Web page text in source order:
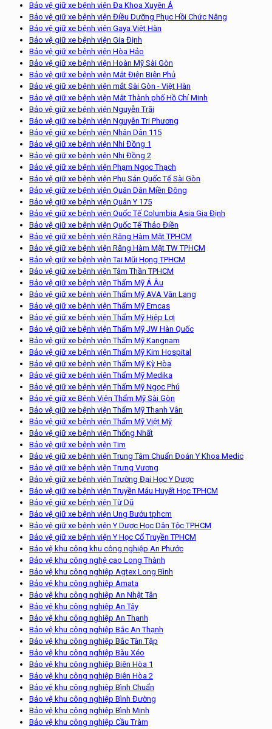
Bảo vệ giữ xe bệnh viện Đa Khoa Xuyên Á
Bảo vệ giữ xe bệnh viện Điều Dưỡng Phục Hồi Chức Năng
Bảo vệ giữ xe bệnh viện Gaya Việt Hàn
Bảo vệ giữ xe bệnh viện Gia Định
Bảo vệ giữ xe bệnh viện Hòa Hảo
Bảo vệ giữ xe bệnh viện Hoàn Mỹ Sài Gòn
Bảo vệ giữ xe bệnh viện Mắt Điện Biên Phủ
Bảo vệ giữ xe bệnh viện mắt Sài Gòn - Việt Hàn
Bảo vệ giữ xe bệnh viện Mắt Thành phố Hồ Chí Minh
Bảo vệ giữ xe bệnh viện Nguyễn Trãi
Bảo vệ giữ xe bệnh viện Nguyễn Tri Phương
Bảo vệ giữ xe bệnh viện Nhân Dân 115
Bảo vệ giữ xe bệnh viện Nhi Đồng 1
Bảo vệ giữ xe bệnh viện Nhi Đồng 2
Bảo vệ giữ xe bệnh viện Phạm Ngọc Thạch
Bảo vệ giữ xe bệnh viện Phụ Sản Quốc Tế Sài Gòn
Bảo vệ giữ xe bệnh viện Quân Dân Miền Đông
Bảo vệ giữ xe bệnh viện Quân Y 175
Bảo vệ giữ xe bệnh viện Quốc Tế Columbia Asia Gia Định
Bảo vệ giữ xe bệnh viện Quốc Tế Thảo Điền
Bảo vệ giữ xe bệnh viện Răng Hàm Mặt TPHCM
Bảo vệ giữ xe bệnh viện Răng Hàm Mặt TW TPHCM
Bảo vệ giữ xe bệnh viện Tai Mũi Họng TPHCM
Bảo vệ giữ xe bệnh viện Tâm Thần TPHCM
Bảo vệ giữ xe bệnh viện Thẩm Mỹ Á Âu
Bảo vệ giữ xe bệnh viện Thẩm Mỹ AVA Văn Lang
Bảo vệ giữ xe bệnh viện Thẩm Mỹ Emcas
Bảo vệ giữ xe bệnh viện Thẩm Mỹ Hiệp Lợi
Bảo vệ giữ xe bệnh viện Thẩm Mỹ JW Hàn Quốc
Bảo vệ giữ xe bệnh viện Thẩm Mỹ Kangnam
Bảo vệ giữ xe bệnh viện Thẩm Mỹ Kim Hospital
Bảo vệ giữ xe bệnh viện Thẩm Mỹ Kỳ Hòa
Bảo vệ giữ xe bệnh viện Thẩm Mỹ Medika
Bảo vệ giữ xe bệnh viện Thẩm Mỹ Ngọc Phú
Bảo vệ giữ xe Bệnh Viện Thẩm Mỹ Sài Gòn
Bảo vệ giữ xe bệnh viện Thẩm Mỹ Thanh Vân
Bảo vệ giữ xe bệnh viện Thẩm Mỹ Việt Mỹ
Bảo vệ giữ xe bệnh viện Thống Nhất
Bảo vệ giữ xe bệnh viện Tim
Bảo vệ giữ xe bệnh viện Trung Tâm Chuẩn Đoán Y Khoa Medic
Bảo vệ giữ xe bệnh viện Trưng Vương
Bảo vệ giữ xe bệnh viện Trường Đại Học Y Dược
Bảo vệ giữ xe bệnh viện Truyền Máu Huyết Học TPHCM
Bảo vệ giữ xe bệnh viện Từ Dũ
Bảo vệ giữ xe bệnh viện Ung Bướu tphcm
Bảo vệ giữ xe bệnh viện Y Dược Học Dân Tộc TPHCM
Bảo vệ giữ xe bệnh viện Y Học Cổ Truyền TPHCM
Bảo vệ khu công khu công nghiệp An Phước
Bảo vệ khu công nghệ cao Long Thành
Bảo vệ khu công nghiệp Agtex Long Bình
Bảo vệ khu công nghiệp Amata
Bảo vệ khu công nghiệp An Nhật Tân
Bảo vệ khu công nghiệp An Tây
Bảo vệ khu công nghiệp An Thạnh
Bảo vệ khu công nghiệp Bắc An Thạnh
Bảo vệ khu công nghiệp Bắc Tân Tập
Bảo vệ khu công nghiệp Bàu Xéo
Bảo vệ khu công nghiệp Biên Hòa 1
Bảo vệ khu công nghiệp Biên Hòa 2
Bảo vệ khu công nghiệp Bình Chuẩn
Bảo vệ khu công nghiệp Bình Đường
Bảo vệ khu công nghiệp Bình Minh
Bảo vệ khu công nghiệp Cầu Tràm